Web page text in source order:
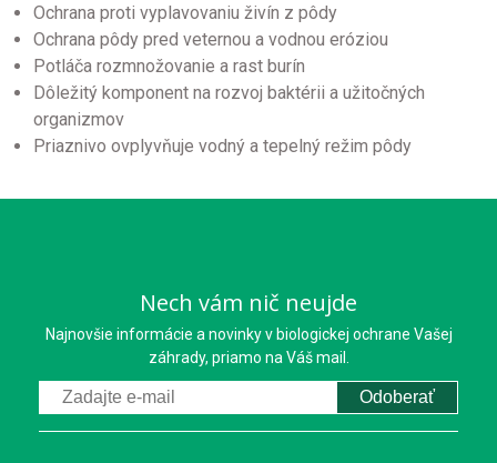
Ochrana proti vyplavovaniu živín z pôdy
Ochrana pôdy pred veternou a vodnou eróziou
Potláča rozmnožovanie a rast burín
Dôležitý komponent na rozvoj baktérii a užitočných
organizmov
Priaznivo ovplyvňuje vodný a tepelný režim pôdy
Nech vám nič neujde
Najnovšie informácie a novinky v biologickej ochrane Vašej
záhrady, priamo na Váš mail.
Odoberať